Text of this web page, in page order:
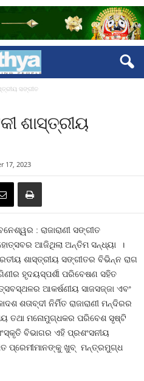
ସଙ୍ଗୀତ
ଶାସ୍ତ୍ରୀୟ
17, 2023
: ରାଜାରାଣୀ ସଙ୍ଗୀତ
ଆଜିଥିଲା ଅନ୍ତିମ ସନ୍ଧ୍ୟା ।
ଶାସ୍ତ୍ରୀୟ ସଙ୍ଗୀତର ବିଭିନ୍ନ ରାଗ
ହୃଦୟସ୍ପର୍ଶୀ ପରିବେଷଣ ସହିତ
ଆକର୍ଷଣୀୟ ସାଜସଜ୍ଜା ଏବଂ
ଶତାବ୍ଦୀ ନିର୍ମିତ ରାଜାରାଣୀ ମନ୍ଦିରର
ତଥା ମନୋମୁଗ୍ଧକର ପରିବେଶ ସୃଷ୍ଟି
ବିଭାଗର ଏହି ପ୍ରଶଂସନୀୟ
ପ୍ରେମୀମାନଙ୍କୁ ଖୁବ୍‌ ମନ୍ତ୍ରମୁଗ୍ଧ